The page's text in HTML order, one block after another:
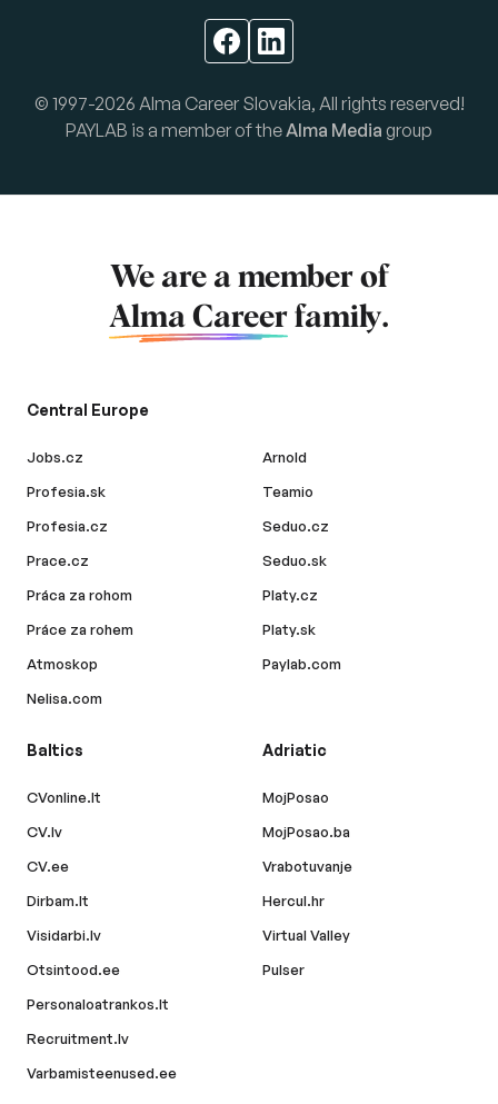
© 1997-2026 Alma Career Slovakia, All rights reserved!
PAYLAB is a member of theAlma Media group
We are a member of
Alma Career family.
Central Europe
Jobs.cz
Profesia.sk
Profesia.cz
Prace.cz
Práca za rohom
Práce za rohem
Atmoskop
Nelisa.com
Arnold
Teamio
Seduo.cz
Seduo.sk
Platy.cz
Platy.sk
Paylab.com
Baltics
CVonline.lt
CV.lv
CV.ee
Dirbam.lt
Visidarbi.lv
Otsintood.ee
Personaloatrankos.lt
Recruitment.lv
Varbamisteenused.ee
Adriatic
MojPosao
MojPosao.ba
Vrabotuvanje
Hercul.hr
Virtual Valley
Pulser